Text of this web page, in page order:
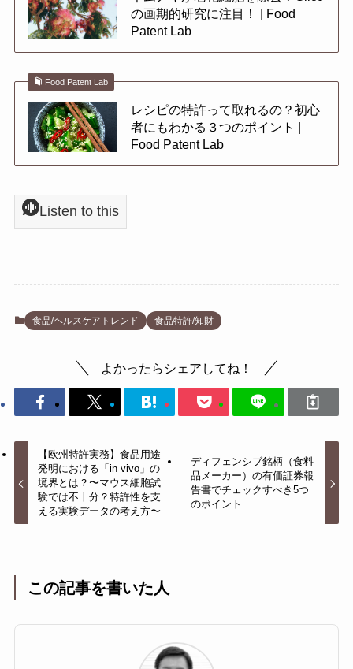
の画期的研究に注目！ | Food
Patent Lab
Food Patent Lab
レシピの特許って取れるの？初心
者にもわかる３つのポイント |
Food Patent Lab
Listen to this
食品/ヘルスケアトレンド 食品特許/知財
よかったらシェアしてね！
【欧州特許実務】食品用途
発明における「in vivo」の
境界とは？〜マウス細胞試
験では不十分？特許性を支
える実験データの考え方〜
ディフェンシブ銘柄（食料
品メーカー）の有価証券報
告書でチェックすべき5つ
のポイント
この記事を書いた人